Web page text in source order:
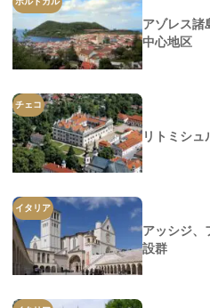
アゾレス諸
中心地区
チェコ
リトミシュ
イタリア
アッシジ、
設群